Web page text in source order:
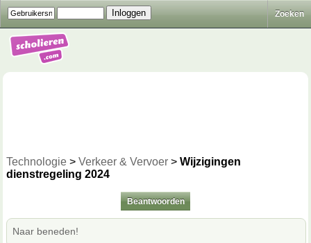
Zoeken
Technologie > Verkeer & Vervoer > Wijzigingen
dienstregeling 2024
Beantwoorden
Naar beneden!